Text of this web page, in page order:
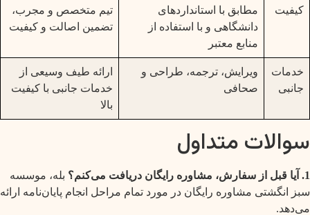
کیفیت
مطابق با استانداردهای
دانشگاهی و با استفاده از
منابع معتبر
تیم متخصص و مجرب،
تضمین اصالت و کیفیت
خدمات
جانبی
ویرایش، ترجمه، طراحی و
صحافی
ارائه طیف وسیعی از
خدمات جانبی با کیفیت
بالا
سوالات متداول
1. آیا قبل از سفارش، مشاوره رایگان دریافت می‌کنم؟
بله، موسسه
سبز انگشتی مشاوره رایگان در مورد تمام مراحل انجام پایان‌نامه ارائه
می‌دهد.